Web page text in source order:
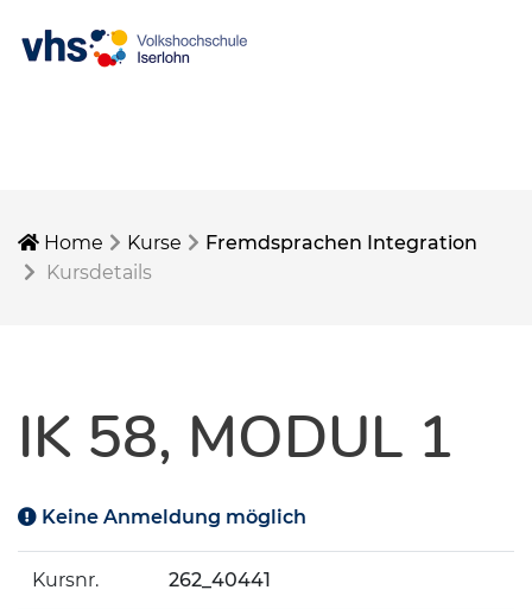
Home Kurse
Fremdsprachen Integration
Kursdetails
IK 58, MODUL 1
Keine Anmeldung möglich
Kursnr. 262_40441